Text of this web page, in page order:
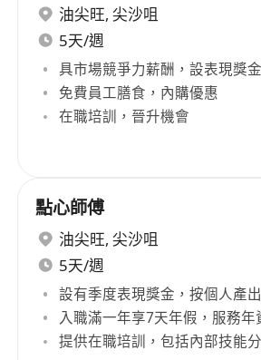
油尖旺, 尖沙咀
5天/週
具市場競爭力薪酬，設表現獎
免費員工膳食，內購優惠
在職培訓，晉升機會
點心師傅
油尖旺, 尖沙咀
5天/週
設有季度表現獎金，按個人產
入職滿一年享7天年假，服務年
提供在職培訓，包括內部技能